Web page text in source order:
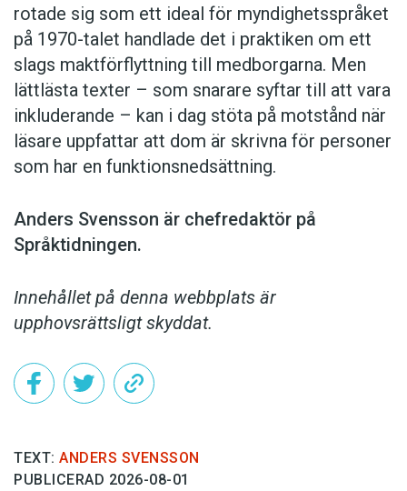
rotade sig som ett ideal för myndighetsspråket
på 1970-talet handlade det i praktiken om ett
slags maktförflyttning till medborgarna. Men
lättlästa texter – som snarare syftar till att vara
inkluderande – kan i dag stöta på motstånd när
läsare uppfattar att dom är skrivna för personer
som har en funktionsnedsättning.
Anders Svensson är chefredaktör på
Språktidningen.
Innehållet på denna webbplats är
upphovsrättsligt skyddat.
TEXT: ANDERS SVENSSON
PUBLICERAD 2026-08-01